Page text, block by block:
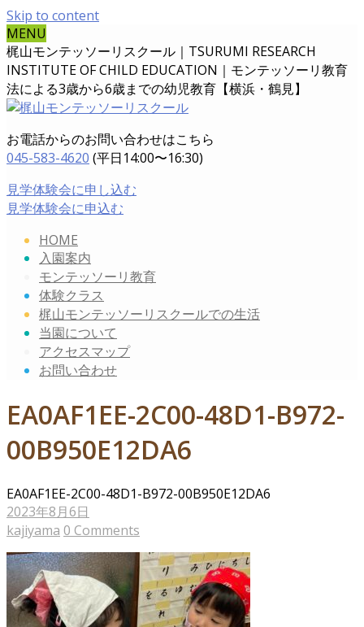
Skip to content
MENU
梶山モンテッソーリスクール｜TSURUMI RESEARCH
INSTITUTE OF CHILD EDUCATION｜ モンテッソーリ教育
法による3歳から6歳までの幼児教育【横浜・鶴見】
お電話からのお問い合わせはこちら
045-583-4620 (平日14:00〜16:30)
見学体験会に申し込む
見学体験会に申込む
HOME
入園案内
モンテッソーリ教育
体験クラス
梶山モンテッソーリスクールでの生活
当園について
アクセスマップ
お問い合わせ
EA0AF1EE-2C00-48D1-B972-
00B950E12DA6
EA0AF1EE-2C00-48D1-B972-00B950E12DA6
2023年8月6日
kajiyama 0 Comments